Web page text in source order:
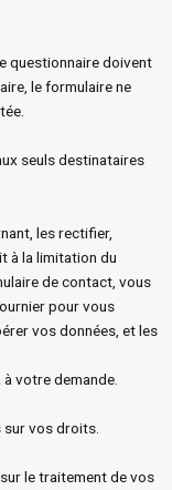
questionnaire doivent
le formulaire ne
seuls destinataires
les rectifier,
à la limitation du
de contact, vous
pour vous
vos données, et les
votre demande.
vos droits.
le traitement de vos